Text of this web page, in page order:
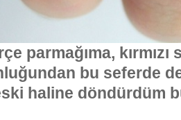
parmağıma,
bu seferde
haline döndürdüm